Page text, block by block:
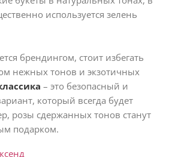
используется зелень
брендингом, стоит избегать
нежных тонов и экзотичных
– это безопасный и
который всегда будет
розы сдержанных тонов станут
подарком.